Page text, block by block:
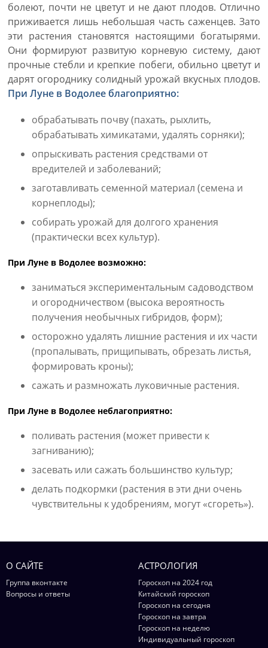
болеют, почти не цветут и не дают плодов. Отлично
приживается лишь небольшая часть саженцев. Зато
эти растения становятся настоящими богатырями.
Они формируют развитую корневую систему, дают
прочные стебли и крепкие побеги, обильно цветут и
дарят огороднику солидный урожай вкусных плодов.
При Луне в Водолее благоприятно:
обрабатывать почву (пахать, рыхлить,
обрабатывать химикатами, удалять сорняки);
опрыскивать растения средствами от
вредителей и заболеваний;
заготавливать семенной материал (семена и
корнеплоды);
собирать урожай для долгого хранения
(практически всех культур).
При Луне в Водолее возможно:
заниматься экспериментальным садоводством
и огородничеством (высока вероятность
получения необычных гибридов, форм);
осторожно удалять лишние растения и их части
(пропалывать, прищипывать, обрезать листья,
формировать кроны);
сажать и размножать луковичные растения.
При Луне в Водолее неблагоприятно:
поливать растения (может привести к
загниванию);
засевать или сажать большинство культур;
делать подкормки (растения в эти дни очень
чувствительны к удобрениям, могут «сгореть»).
О САЙТЕ
Группа вконтакте
Вопросы и ответы
АСТРОЛОГИЯ
Гороскоп на 2024 год
Китайский гороскоп
Гороскоп на сегодня
Гороскоп на завтра
Гороскоп на неделю
Индивидуальный гороскоп